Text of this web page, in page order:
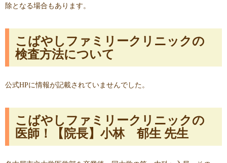
除となる場合もあります。
こばやしファミリークリニックの
検査方法について
公式HPに情報が記載されていませんでした。
こばやしファミリークリニックの
医師！【院長】小林 郁生 先生